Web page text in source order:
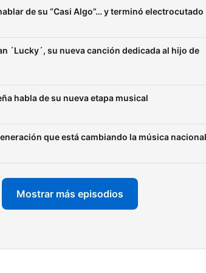
de su “Casi Algo”… y terminó electrocutado
´Lucky´, su nueva canción dedicada al hijo de
habla de su nueva etapa musical
que está cambiando la música nacional
Mostrar más episodios